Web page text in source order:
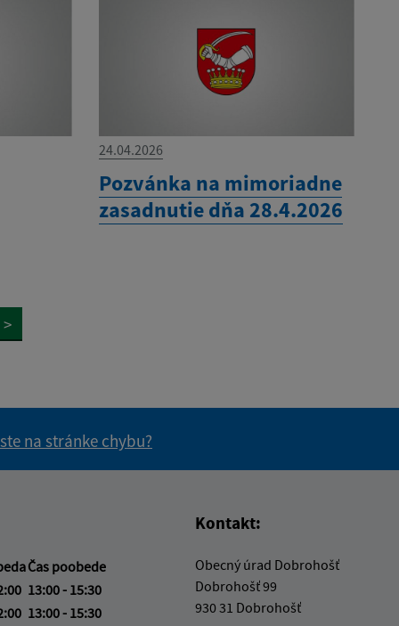
24.04.2026
Pozvánka na mimoriadne
zasadnutie dňa 28.4.2026
>
na stránke chybu?
Čas poobede
13:00 - 15:30
13:00 - 15:30
Kontakt:
Obecný úrad Dobrohošť
Dobrohošť 99
930 31 Dobrohošť